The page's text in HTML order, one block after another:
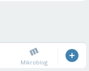
Mikroblog